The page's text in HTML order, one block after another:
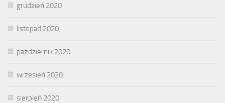
grudzień 2020
listopad 2020
październik 2020
wrzesień 2020
sierpień 2020